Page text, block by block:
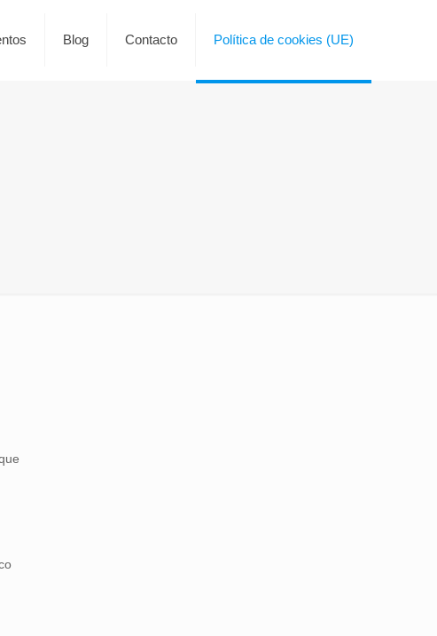
Blog Contacto Política de cookies (UE)